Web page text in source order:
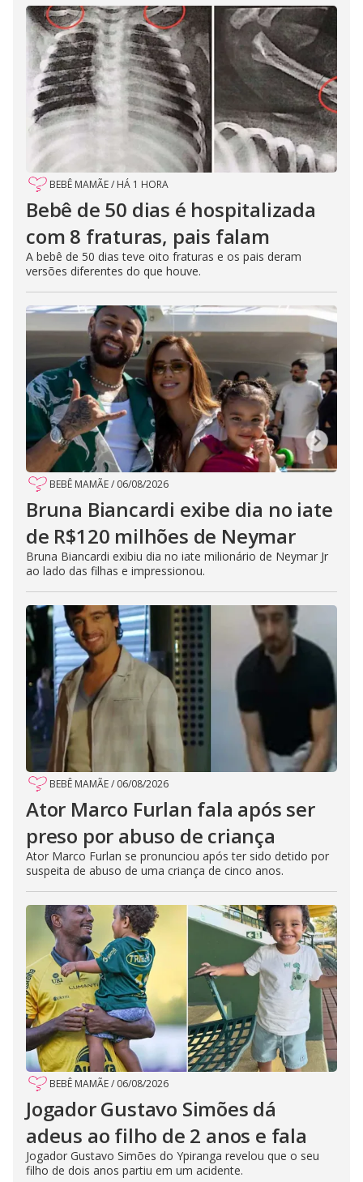
BEBÊ MAMÃE/ HÁ 1 HORA
Bebê de 50 dias é hospitalizada
com 8 fraturas, pais falam
A bebê de 50 dias teve oito fraturas e os pais deram
versões diferentes do que houve.
BEBÊ MAMÃE/ 06/08/2026
Bruna Biancardi exibe dia no iate
de R$120 milhões de Neymar
Bruna Biancardi exibiu dia no iate milionário de Neymar Jr
ao lado das filhas e impressionou.
BEBÊ MAMÃE/ 06/08/2026
Ator Marco Furlan fala após ser
preso por abuso de criança
Ator Marco Furlan se pronunciou após ter sido detido por
suspeita de abuso de uma criança de cinco anos.
BEBÊ MAMÃE/ 06/08/2026
Jogador Gustavo Simões dá
adeus ao filho de 2 anos e fala
Jogador Gustavo Simões do Ypiranga revelou que o seu
filho de dois anos partiu em um acidente.